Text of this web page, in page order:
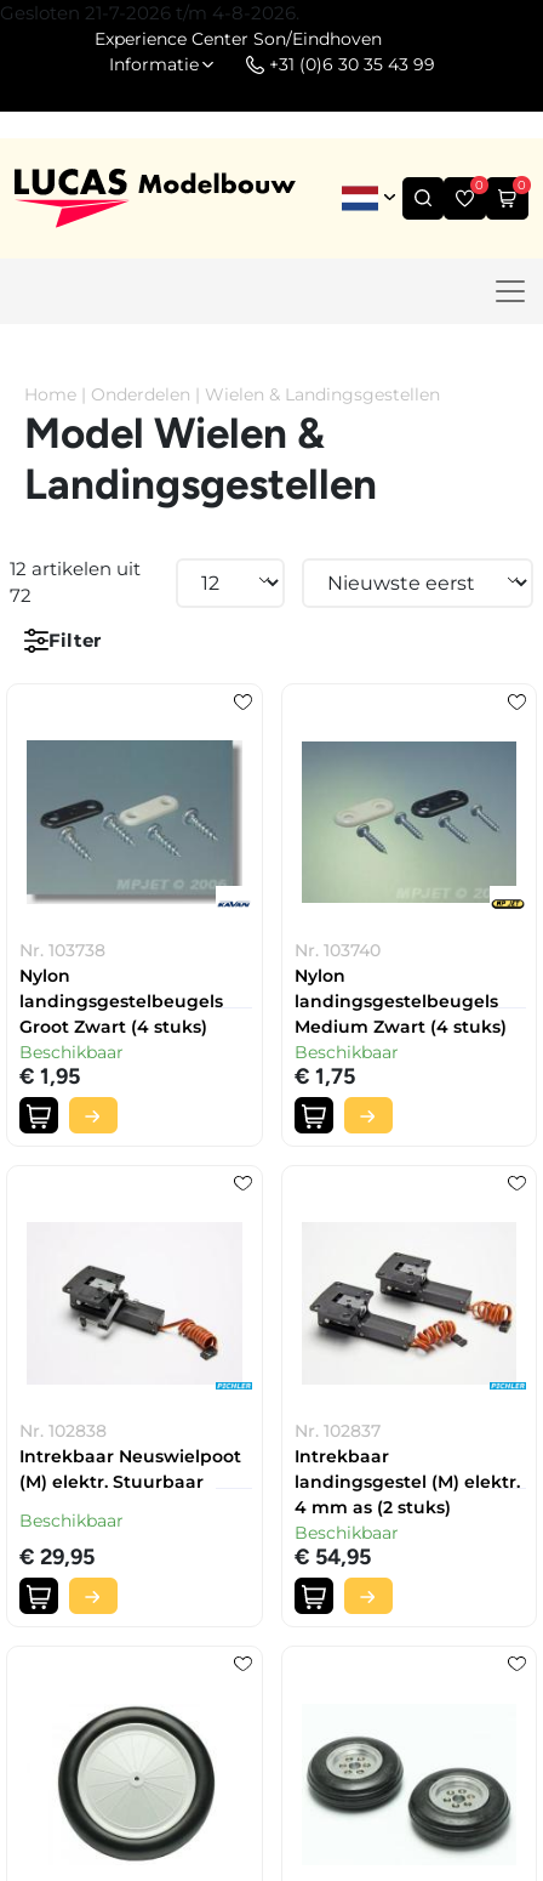
Gesloten 21-7-2026 t/m 4-8-2026.
Experience Center Son/Eindhoven
Informatie
+31 (0)6 30 35 43 99
0 0
Home Onderdelen Wielen & Landingsgestellen
Model Wielen &
Landingsgestellen
12 artikelen uit
72
Filter
Nr. 103738
Nylon
landingsgestelbeugels
Groot Zwart (4 stuks)
Beschikbaar
€ 1,95
Nr. 103740
Nylon
landingsgestelbeugels
Medium Zwart (4 stuks)
Beschikbaar
€ 1,75
Nr. 102838
Intrekbaar Neuswielpoot
(M) elektr. Stuurbaar
Beschikbaar
€ 29,95
Nr. 102837
Intrekbaar
landingsgestel (M) elektr.
4 mm as (2 stuks)
Beschikbaar
€ 54,95